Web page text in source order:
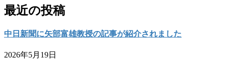
最近の投稿
中日新聞に矢部富雄教授の記事が紹介されました
2026年5月19日